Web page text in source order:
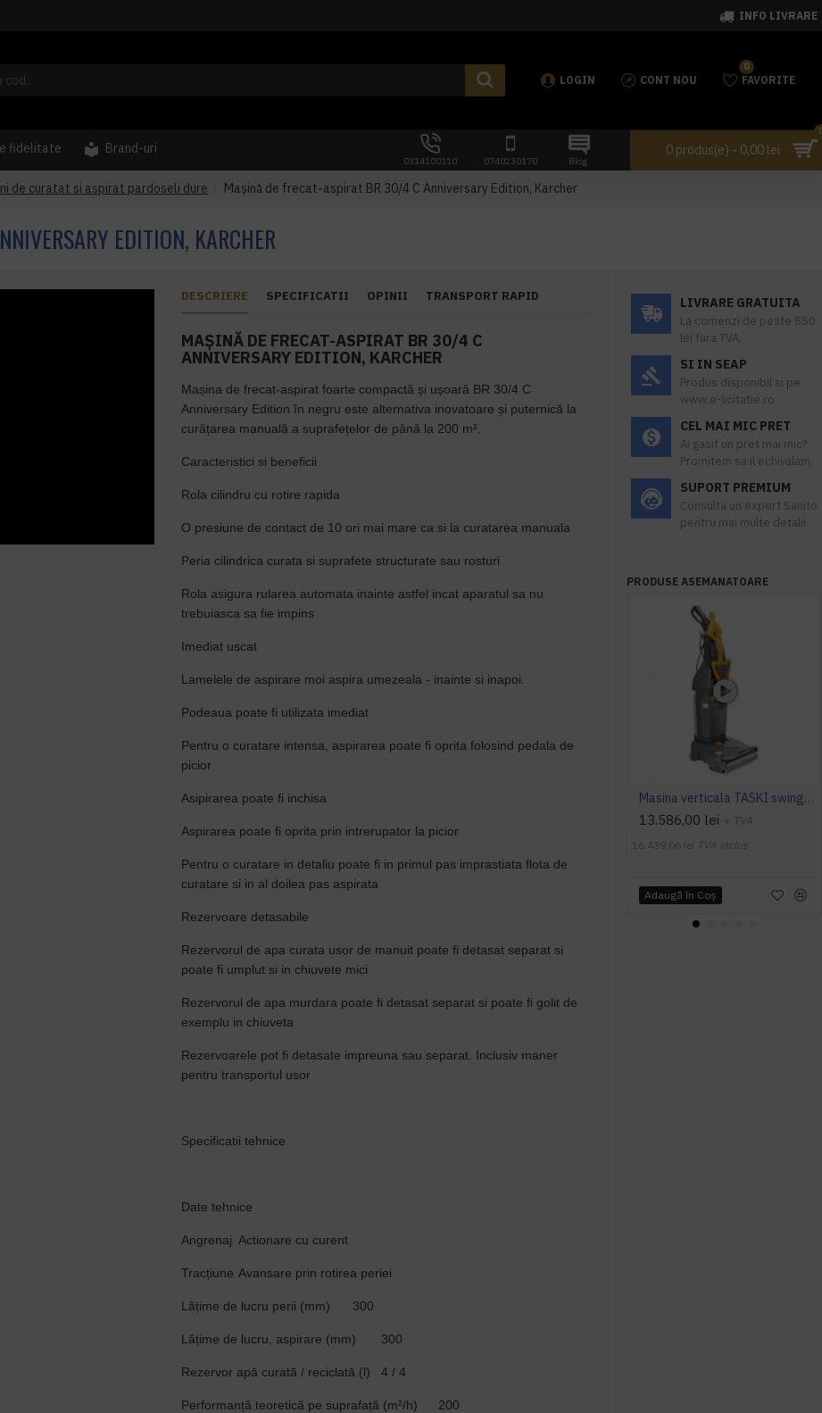
INFO LIVRARE
LOGIN CONT NOU FAVORITE
0
fidelitate Brand-uri
0314100110 0740230170 Blog
0 produs(e) - 0,00 lei
de curatat si aspirat pardoseli dure Mașină de frecat-aspirat BR 30/4 C Anniversary Edition, Karcher
EDITION, KARCHER
DESCRIERE SPECIFICATII OPINII TRANSPORT RAPID
MAȘINĂ DE FRECAT-ASPIRAT BR 30/4 C
ANNIVERSARY EDITION, KARCHER
Mașina de frecat-aspirat foarte compactă și ușoară BR 30/4 C
Anniversary Edition în negru este alternativa inovatoare și puternică la
curățarea manuală a suprafețelor de până la 200 m².
Caracteristici si beneficii
Rola cilindru cu rotire rapida
O presiune de contact de 10 ori mai mare ca si la curatarea manuala
Peria cilindrica curata si suprafete structurate sau rosturi
Rola asigura rularea automata inainte astfel incat aparatul sa nu
trebuiasca sa fie impins
Imediat uscat
Lamelele de aspirare moi aspira umezeala - inainte si inapoi.
Podeaua poate fi utilizata imediat
Pentru o curatare intensa, aspirarea poate fi oprita folosind pedala de
picior
Asipirarea poate fi inchisa
Aspirarea poate fi oprita prin intrerupator la picior
Pentru o curatare in detaliu poate fi in primul pas imprastiata flota de
curatare si in al doilea pas aspirata
Rezervoare detasabile
Rezervorul de apa curata usor de manuit poate fi detasat separat si
poate fi umplut si in chiuvete mici
Rezervorul de apa murdara poate fi detasat separat si poate fi golit de
exemplu in chiuveta
Rezervoarele pot fi detasate impreuna sau separat. Inclusiv maner
pentru transportul usor
Specificatii tehnice
Date tehnice
Angrenaj Actionare cu curent
Tracțiune Avansare prin rotirea periei
Lățime de lucru perii (mm) 300
Lățime de lucru, aspirare (mm) 300
Rezervor apă curată / reciclată (l) 4 / 4
Performanță teoretică pe suprafață (m²/h) 200
LIVRARE GRATUITA
La comenzi de peste 550
lei fara TVA.
SI IN SEAP
Produs disponibil si pe
www.e-licitatie.ro
CEL MAI MIC PRET
Ai gasit un pret mai mic?
Promitem sa il echivalam.
SUPORT PREMIUM
Consulta un expert Sanito
pentru mai multe detalii
PRODUSE ASEMANATOARE
Masina verticala TASKI swingo 150 E EURO, 1100W
13.586,00 lei + TVA
16.439,06 lei TVA inclus
Adaugă în Coş